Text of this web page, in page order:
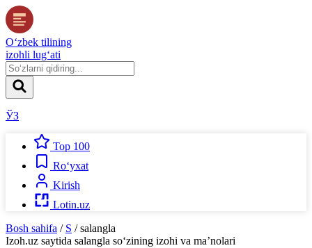
O‘zbek tilining
izohli lug‘ati
ЎЗ
Top 100
Ro‘yxat
Kirish
Lotin.uz
Bosh sahifa / S / salangla
Izoh.uz saytida salangla so‘zining izohi va ma’nolari